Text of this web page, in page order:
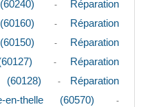
-
Réparation
-
Réparation
-
Réparation
-
Réparation
(60128)
-
Réparation
en-thelle (60570)
-